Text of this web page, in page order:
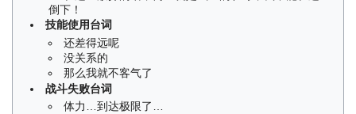
倒下！
技能使用台词
还差得远呢
没关系的
那么我就不客气了
战斗失败台词
体力…到达极限了…